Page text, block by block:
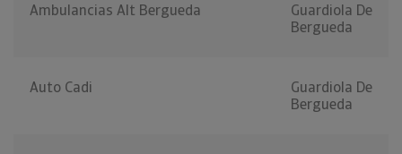
Ambulancias Alt Bergueda
Guardiola De
Bergueda
Auto Cadi
Guardiola De
Bergueda